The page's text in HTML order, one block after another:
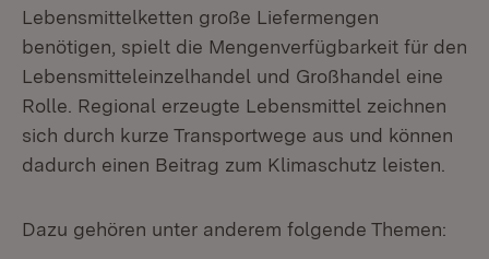
Lebensmittelketten große Liefermengen
benötigen, spielt die Mengenverfügbarkeit für den
Lebensmitteleinzelhandel und Großhandel eine
Rolle. Regional erzeugte Lebensmittel zeichnen
sich durch kurze Transportwege aus und können
dadurch einen Beitrag zum Klimaschutz leisten.
Dazu gehören unter anderem folgende Themen: